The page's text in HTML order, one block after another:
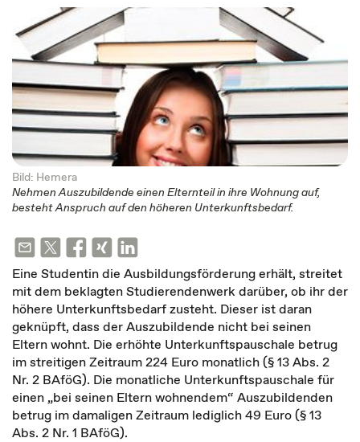
Bild: Hemera
Nehmen Auszubildende einen Elternteil in ihre Wohnung auf,
besteht Anspruch auf den höheren Unterkunftsbedarf.
Eine Studentin die Ausbildungsförderung erhält, streitet
mit dem beklagten Studierendenwerk darüber, ob ihr der
höhere Unterkunftsbedarf zusteht. Dieser ist daran
geknüpft, dass der Auszubildende nicht bei seinen
Eltern wohnt. Die erhöhte Unterkunftspauschale betrug
im streitigen Zeitraum 224 Euro monatlich (§ 13 Abs. 2
Nr. 2 BAföG). Die monatliche Unterkunftspauschale für
einen „bei seinen Eltern wohnendem“ Auszubildenden
betrug im damaligen Zeitraum lediglich 49 Euro (§ 13
Abs. 2 Nr. 1 BAföG).